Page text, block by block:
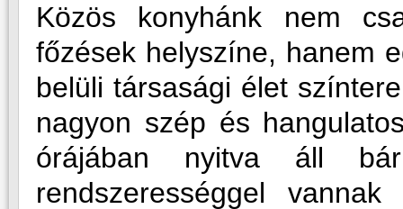
Közös konyhánk nem
főzések helyszíne, hanem
belüli társasági élet
nagyon szép és
órájában nyitva áll
rendszerességgel